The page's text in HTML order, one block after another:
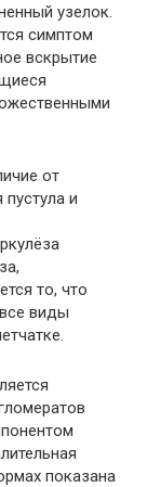
узелок.
симптом
вскрытие
от
и
то, что
виды
показана